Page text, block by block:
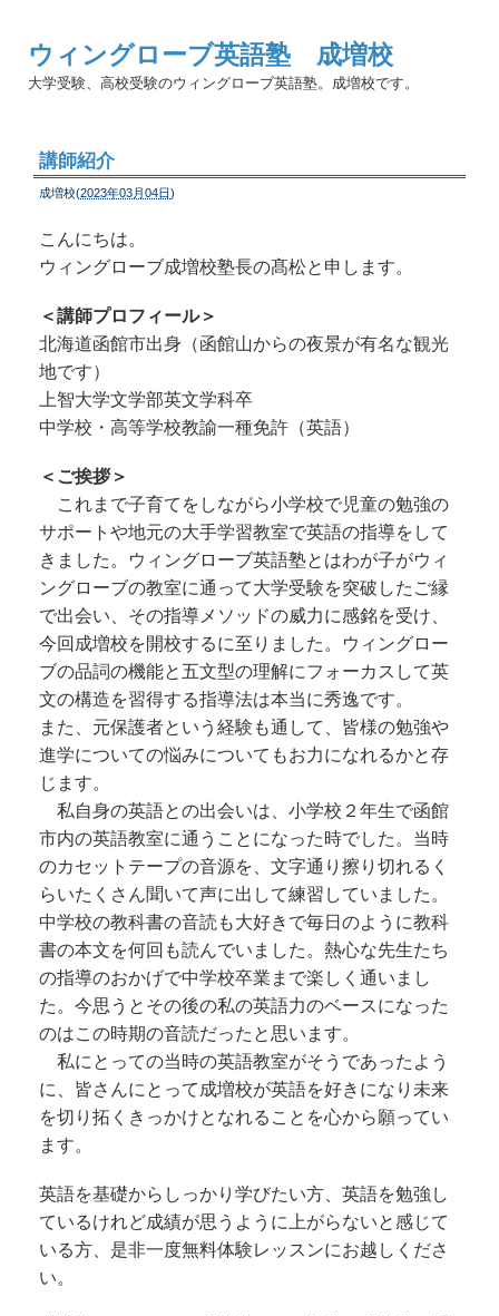
ウィングローブ英語塾 成増校
大学受験、高校受験のウィングローブ英語塾。成増校です。
講師紹介
成増校(2023年03月04日)
こんにちは。
ウィングローブ成増校塾長の髙松と申します。
＜講師プロフィール＞
北海道函館市出身（函館山からの夜景が有名な観光
地です）
上智大学文学部英文学科卒
中学校・高等学校教諭一種免許（英語）
＜ご挨拶＞
これまで子育てをしながら小学校で児童の勉強の
サポートや地元の大手学習教室で英語の指導をして
きました。
ウィングローブ英語塾とはわが子がウィ
ングローブの教室に通って大学受験を突破したご縁
で出会い、その指導メソッドの威力に感銘を受け、
今回成増校を開校するに至りました。
ウィングロー
ブの品詞の機能と五文型の理解にフォーカスして英
文の構造を習得する指導法は本当に秀逸です。
また、元保護者という経験も通して、皆様の勉強や
進学についての悩みについてもお力になれるかと存
じます。
私自身の英語との出会いは、小学校２年生で函館
市内の英語教室に通うことになった時でした。 当時
のカセットテープの音源を、文字通り擦り切れるく
らいたくさん聞いて声に出して練習していました。
中学校の教科書の音読も大好きで毎日のように教科
書の本文を何回も読んでいました。 熱心な先生たち
の指導のおかげで中学校卒業まで楽しく通いまし
た。 今思うとその後の私の英語力のベースになった
のはこの時期の音読だったと思います。
私にとっての当時の英語教室がそうであったよう
に、皆さんにとって成増校が英語を好きになり未来
を切り拓くきっかけとなれることを心から願ってい
ます。
英語を基礎からしっかり学びたい方、英語を勉強し
ているけれど成績が思うように上がらないと感じて
いる方、是非一度無料体験レッスンにお越しくださ
い。